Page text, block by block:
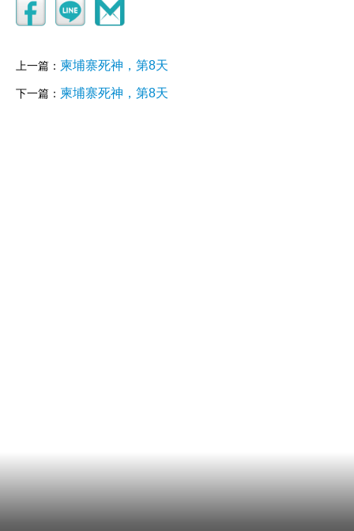
上一篇： 柬埔寨死神，第8天
下一篇： 柬埔寨死神，第8天